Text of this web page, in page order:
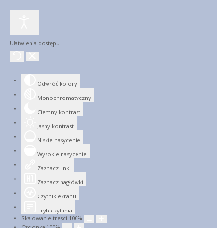
Ułatwienia dostępu
Odwróć kolory
Monochromatyczny
Ciemny kontrast
Jasny kontrast
Niskie nasycenie
Wysokie nasycenie
Zaznacz linki
Zaznacz nagłówki
Czytnik ekranu
Tryb czytania
Skalowanie treści 100%
Czcionka 100%